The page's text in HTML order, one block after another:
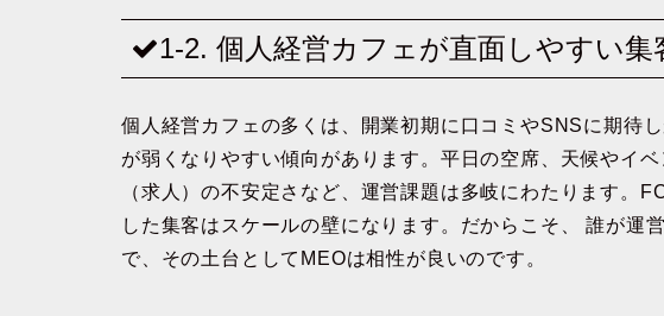
1-2. 個人経営カフェが直面しやすい集
個人経営カフェの多くは、開業初期に口コミやSNSに期待
が弱くなりやすい傾向があります。平日の空席、天候やイ
（求人）の不安定さなど、運営課題は多岐にわたります。
した集客はスケールの壁になります。だからこそ、 誰が運
で、その土台としてMEOは相性が良いのです。